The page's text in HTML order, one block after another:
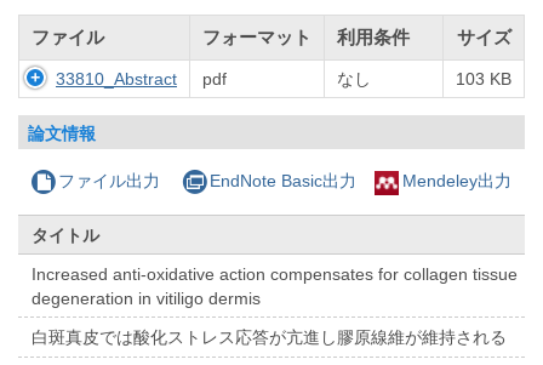
ファイル フォーマット 利用条件 サイズ
33810_Abstract pdf なし 103 KB
論文情報
ファイル出力 EndNote Basic出力 Mendeley出力
タイトル
Increased anti-oxidative action compensates for collagen tissue
degeneration in vitiligo dermis
白斑真皮では酸化ストレス応答が亢進し膠原線維が維持される